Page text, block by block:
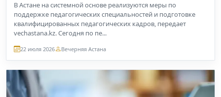
В Астане на системной основе реализуются меры по
поддержке педагогических специальностей и подготовке
квалифицированных педагогических кадров, передает
vechastana.kz. Сегодня по пе...
22 июля 2026 Вечерняя Астана